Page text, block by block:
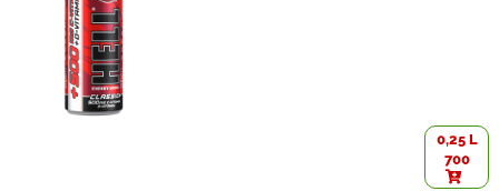
0,25 L
700